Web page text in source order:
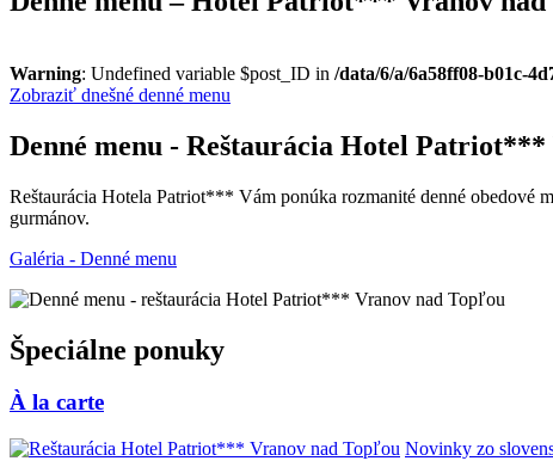
Warning: Undefined variable $post_ID in /data/6/a/6a58ff08-b01c-
Zobraziť dnešné denné menu
Denné menu - Reštaurácia Hotel
Reštaurácia Hotela Patriot*** Vám ponúka rozmanité denné obedové
gurmánov.
Galéria - Denné menu
Špeciálne ponuky
À la carte
Novinky zo